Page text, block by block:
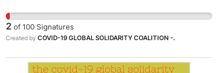
lokal, nasyonal, global.
2 of 100 Signatures
Created by COVID-19 GLOBAL SOLIDARITY COALITION -.